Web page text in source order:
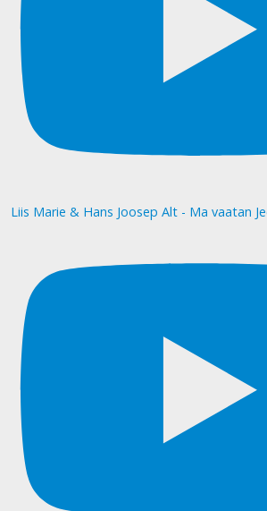
Liis Marie & Hans Joosep Alt - Ma vaatan